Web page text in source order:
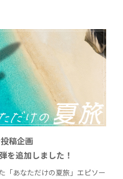
稿企画
を追加しました！
「あなただけの夏旅」エピソー